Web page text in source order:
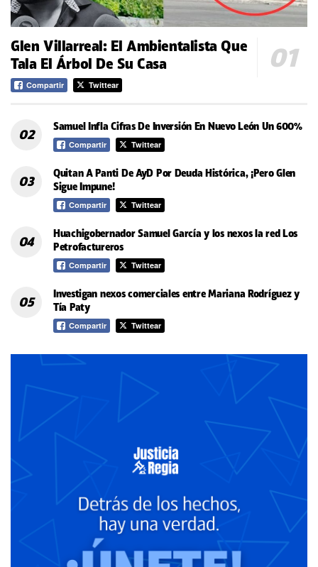
Glen Villarreal: El Ambientalista Que
Tala El Árbol De Su Casa
Compartir Twittear
Samuel Infla Cifras De Inversión En Nuevo León Un 600%
Compartir Twittear
Quitan A Panti De AyD Por Deuda Histórica, ¡Pero Glen
Sigue Impune!
Compartir Twittear
Huachigobernador Samuel García y los nexos la red Los
Petrofactureros
Compartir Twittear
Investigan nexos comerciales entre Mariana Rodríguez y
Tía Paty
Compartir Twittear